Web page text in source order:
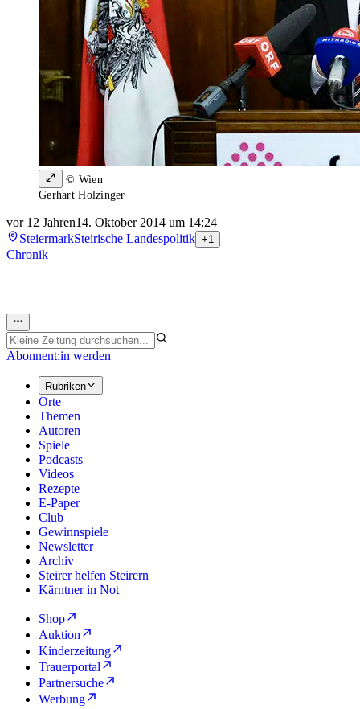
© Wien
Gerhart Holzinger
vor 12 Jahren14. Oktober 2014 um 14:24
SteiermarkSteirische Landespolitik +1
Chronik
Abonnent:in werden
Rubriken
Orte
Themen
Autoren
Spiele
Podcasts
Videos
Rezepte
E-Paper
Club
Gewinnspiele
Newsletter
Archiv
Steirer helfen Steirern
Kärntner in Not
Shop
Auktion
Kinderzeitung
Trauerportal
Partnersuche
Werbung